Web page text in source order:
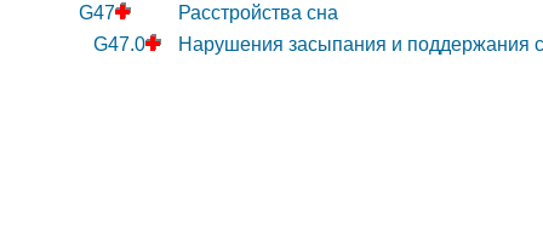
G47
Расстройства сна
G47.0
Нарушения засыпания и поддержания